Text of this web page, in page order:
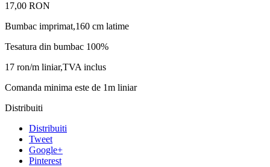
17,00 RON
Bumbac imprimat,160 cm latime
Tesatura din bumbac 100%
17 ron/m liniar,TVA inclus
Comanda minima este de 1m liniar
Distribuiti
Distribuiti
Tweet
Google+
Pinterest